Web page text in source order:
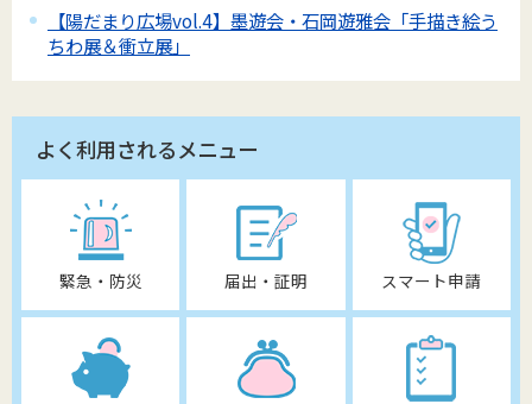
【陽だまり広場vol.4】墨遊会・石岡遊雅会「手描き絵う
ちわ展＆衝立展」
よく利用されるメニュー
緊急・防災 届出・証明 スマート申請